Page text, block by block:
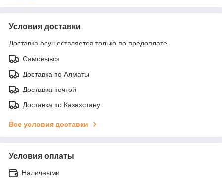
Условия доставки
Доставка осуществляется только по предоплате.
Самовывоз
Доставка по Алматы
Доставка почтой
Доставка по Казахстану
Все условия доставки
Условия оплаты
Наличными